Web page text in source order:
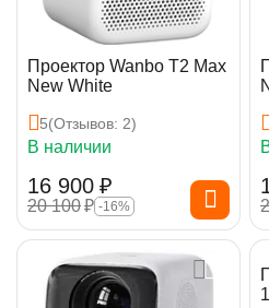
Проектор Wanbo T2 Max
New White
5(Отзывов: 2)
В наличии
16 900 ₽
20 100₽ -16%